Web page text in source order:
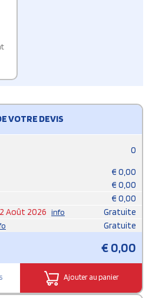
VOTRE DEVIS
0
€ 0,00
€ 0,00
€ 0,00
Août 2026 info
Gratuite
Gratuite
€0,00
Ajouter au panier